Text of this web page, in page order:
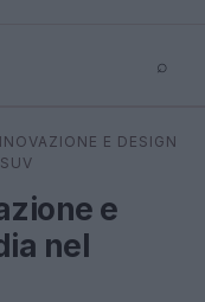
⌕
⌕ ×
E DESIGN
e
nel